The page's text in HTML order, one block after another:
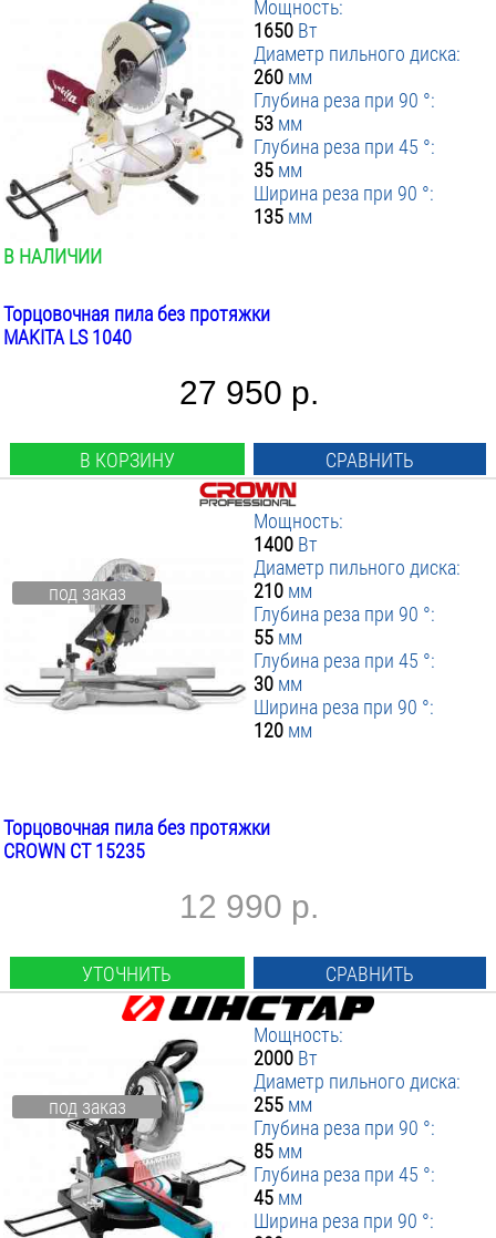
Мощность:
1650 Вт
Диаметр пильного диска:
260 мм
Глубина реза при 90 °:
53 мм
Глубина реза при 45 °:
35 мм
Ширина реза при 90 °:
135 мм
В НАЛИЧИИ
Торцовочная пила без протяжки
MAKITA LS 1040
27 950 р.
В КОРЗИНУ СРАВНИТЬ
под заказ
Мощность:
1400 Вт
Диаметр пильного диска:
210 мм
Глубина реза при 90 °:
55 мм
Глубина реза при 45 °:
30 мм
Ширина реза при 90 °:
120 мм
Торцовочная пила без протяжки
CROWN CT 15235
12 990 р.
УТОЧНИТЬ СРАВНИТЬ
под заказ
Мощность:
2000 Вт
Диаметр пильного диска:
255 мм
Глубина реза при 90 °:
85 мм
Глубина реза при 45 °:
45 мм
Ширина реза при 90 °: